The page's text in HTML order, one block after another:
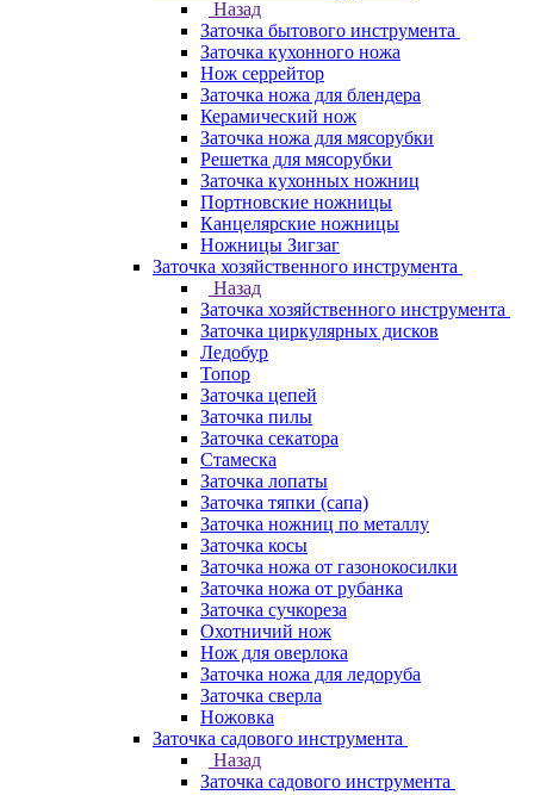
Назад
Заточка бытового инструмента
Заточка кухонного ножа
Нож серрейтор
Заточка ножа для блендера
Керамический нож
Заточка ножа для мясорубки
Решетка для мясорубки
Заточка кухонных ножниц
Портновские ножницы
Канцелярские ножницы
Ножницы Зигзаг
Заточка хозяйственного инструмента
Назад
Заточка хозяйственного инструмента
Заточка циркулярных дисков
Ледобур
Топор
Заточка цепей
Заточка пилы
Заточка секатора
Стамеска
Заточка лопаты
Заточка тяпки (сапа)
Заточка ножниц по металлу
Заточка косы
Заточка ножа от газонокосилки
Заточка ножа от рубанка
Заточка сучкореза
Охотничий нож
Нож для оверлока
Заточка ножа для ледоруба
Заточка сверла
Ножовка
Заточка садового инструмента
Назад
Заточка садового инструмента